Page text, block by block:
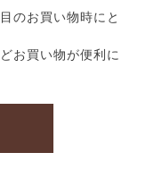
のお買い物時にと
お買い物が便利に